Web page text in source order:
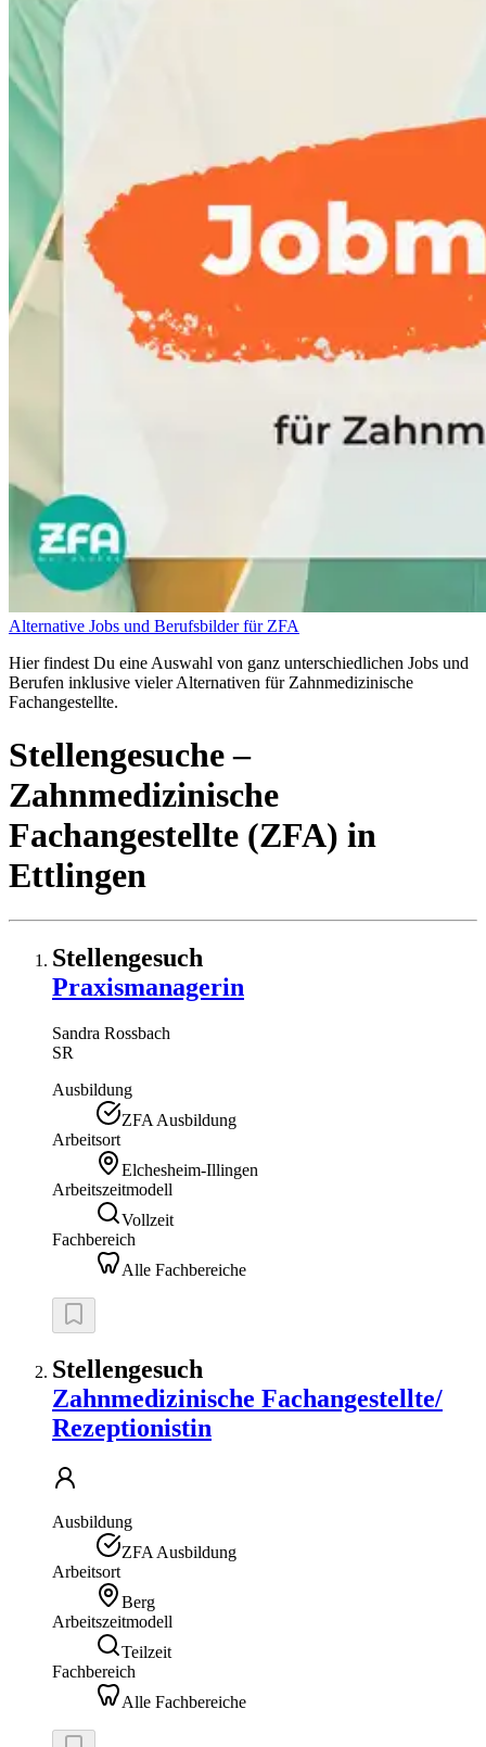
Alternative Jobs und Berufsbilder für ZFA
Hier findest Du eine Auswahl von ganz unterschiedlichen Jobs und
Berufen inklusive vieler Alternativen für Zahnmedizinische
Fachangestellte.
Stellengesuche–
Zahnmedizinische
Fachangestellte (ZFA) in
Ettlingen
Stellengesuch
Praxismanagerin
Sandra Rossbach
SR
Ausbildung
ZFA Ausbildung
Arbeitsort
Elchesheim-Illingen
Arbeitszeitmodell
Vollzeit
Fachbereich
Alle Fachbereiche
Stellengesuch
Zahnmedizinische Fachangestellte/
Rezeptionistin
Ausbildung
ZFA Ausbildung
Arbeitsort
Berg
Arbeitszeitmodell
Teilzeit
Fachbereich
Alle Fachbereiche